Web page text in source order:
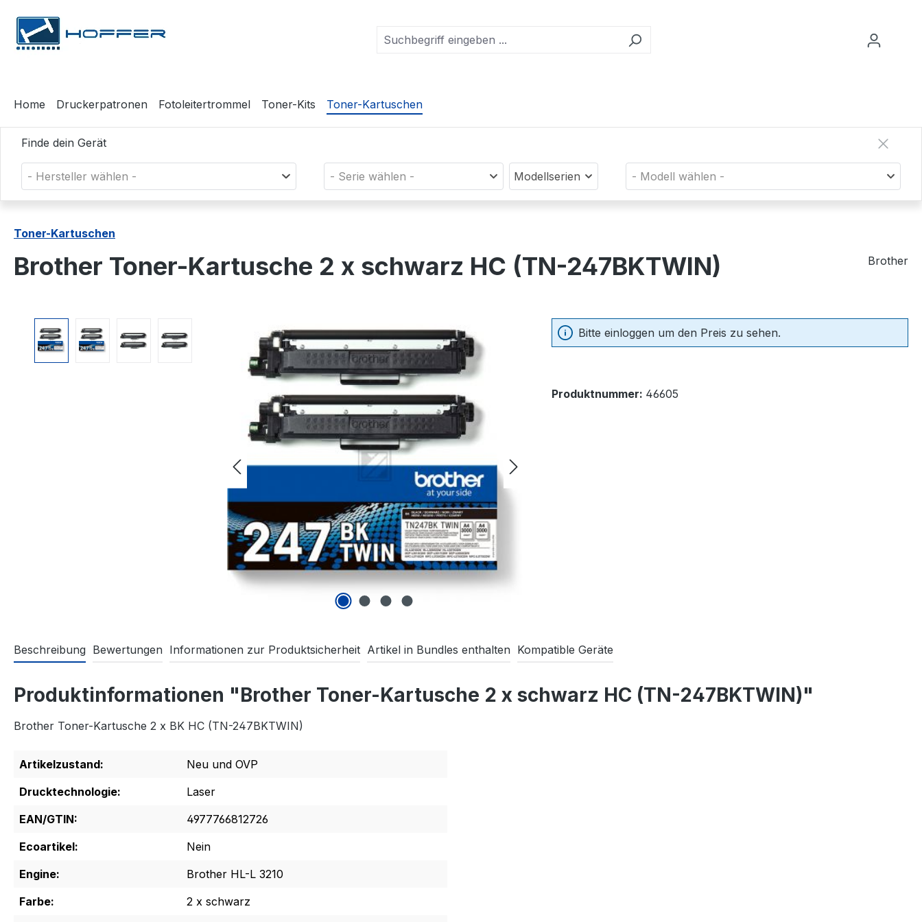
Hauptinhalt springen
Zur Suche springen
Zur Hauptnavigation springen
Home Druckerpatronen Fotoleitertrommel Toner-Kits Toner-Kartuschen
Finde dein Gerät
- Hersteller wählen - - Serie wählen - Modellserien - Modell wählen -
Toner-Kartuschen
Brother Toner-Kartusche 2 x schwarz HC (TN-247BKTWIN) Brother
Bildergalerie überspringen Bitte einloggen um den Preis zu sehen.
Produktnummer: 46605
Beschreibung Bewertungen Informationen zur Produktsicherheit Artikel in Bundles enthalten Kompatible Geräte
Produktinformationen "Brother Toner-Kartusche 2 x schwarz HC (TN-247BKTWIN)"
Brother Toner-Kartusche 2 x BK HC (TN-247BKTWIN)
Artikelzustand:
Neu und OVP
Drucktechnologie:
Laser
EAN/GTIN:
4977766812726
Ecoartikel:
Nein
Engine:
Brother HL-L 3210
Farbe:
2 x schwarz